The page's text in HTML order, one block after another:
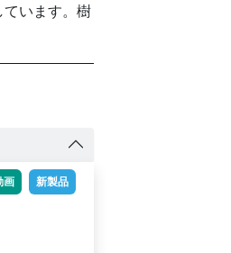
います。樹
画 新製品